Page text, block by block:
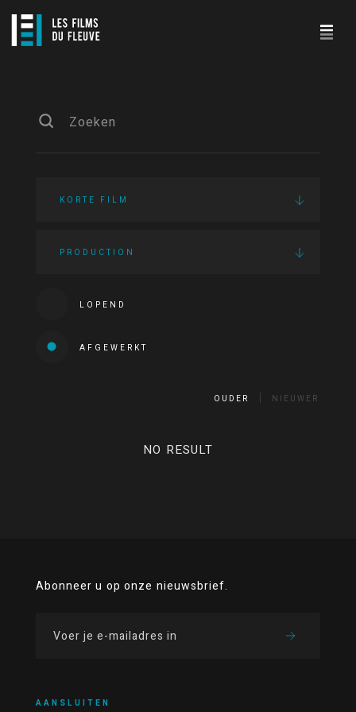
KORTE FILM
PRODUCTION
LOPEND
AFGEWERKT
OUDER NIEUWER
NO RESULT
Abonneer u op onze nieuwsbrief.
AANSLUITEN